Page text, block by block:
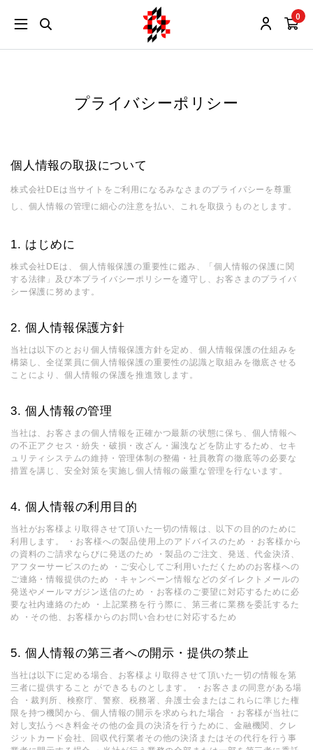
0
プライバシーポリシー
個人情報の取扱について
株式会社DEは当サイトをご利用になるみなさまのプライバシーを尊重
し、個人情報の管理に細心の注意を払い、これを取扱うものとします。
はじめに
株式会社DEは、 個人情報保護の重要性に鑑み、「個人情報の保護に関
する法律」及び本プライバシーポリシーを遵守し、お客さまのプライバ
シー保護に努めます。
個人情報保護方針
当社は以下のとおり個人情報保護方針を定め、個人情報保護の仕組みを
構築し、全従業員に個人情報保護の重要性の認識と取組みを徹底させる
ことにより、個人情報の保護を推進致します。
個人情報の管理
当社は、お客さまの個人情報を正確かつ最新の状態に保ち、個人情報へ
の不正アクセス・紛失・破損・改ざん・漏洩などを防止するため、セキ
ュリティシステムの維持・管理体制の整備・社員教育の徹底等の必要な
措置を講じ、安全対策を実施し個人情報の厳重な管理を行ないます。
個人情報の利用目的
当社がお客様より取得させて頂いた一切の情報は、以下の目的のために
利用します。 ・お客様への製品使用上のアドバイスのため ・お客様から
の資料のご請求ならびに発送のため ・製品のご注文、発送、代金決済、
アフターサービスのため ・ご安心してご利用いただくためのお客様への
ご連絡・情報提供のため ・キャンペーン情報などのダイレクトメールの
発送やメールマガジン送信のため ・お客様のご要望に対応するために必
要な社内連絡のため ・上記業務を行う際に、第三者に業務を委託するた
め ・その他、お客様からのお問い合わせに対応するため
個人情報の第三者への開示・提供の禁止
当社は以下に定める場合、お客様より取得させて頂いた一切の情報を第
三者に提供すること ができるものとします。 ・お客さまの同意がある場
合 ・裁判所、検察庁、警察、税務署、弁護士会またはこれらに準じた権
限を持つ機関から、個人情報の開示を求められた場合 ・お客様が当社に
対し支払うべき料金その他の金員の決済を行うために、金融機関、クレ
ジットカード会社、回収代行業者その他の決済またはその代行を行う事